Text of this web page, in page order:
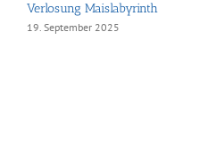
Verlosung Maislabyrinth
19. September 2025